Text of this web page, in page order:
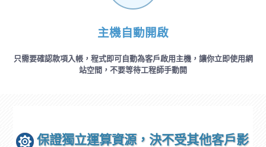
主機自動開啟
只需要確認款項入帳，程式即可自動為客戶啟用主機，讓你立即使用網
站空間，不要等待工程師手動開
保證獨立運算資源，決不受其他客戶影